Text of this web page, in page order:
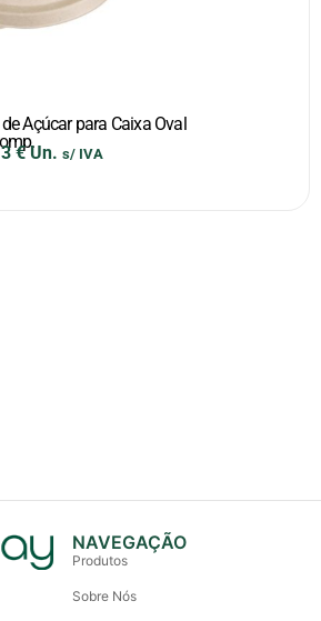
Açúcar para Caixa Oval
€ Un. s/ IVA
NAVEGAÇÃO
Produtos
Sobre Nós